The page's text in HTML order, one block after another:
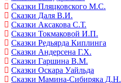
Сказки Пляцковского М.С.
Сказки Даля В.И.
Сказки Аксакова С.Т.
Сказки Токмаковой И.П.
Сказки Редьярда Киплинга
Сказки Андерсена Г.Х.
Сказки Гаршина В.М.
Сказки Оскара Уайльда
Сказки Мамина-Сибиряка Д.Н.